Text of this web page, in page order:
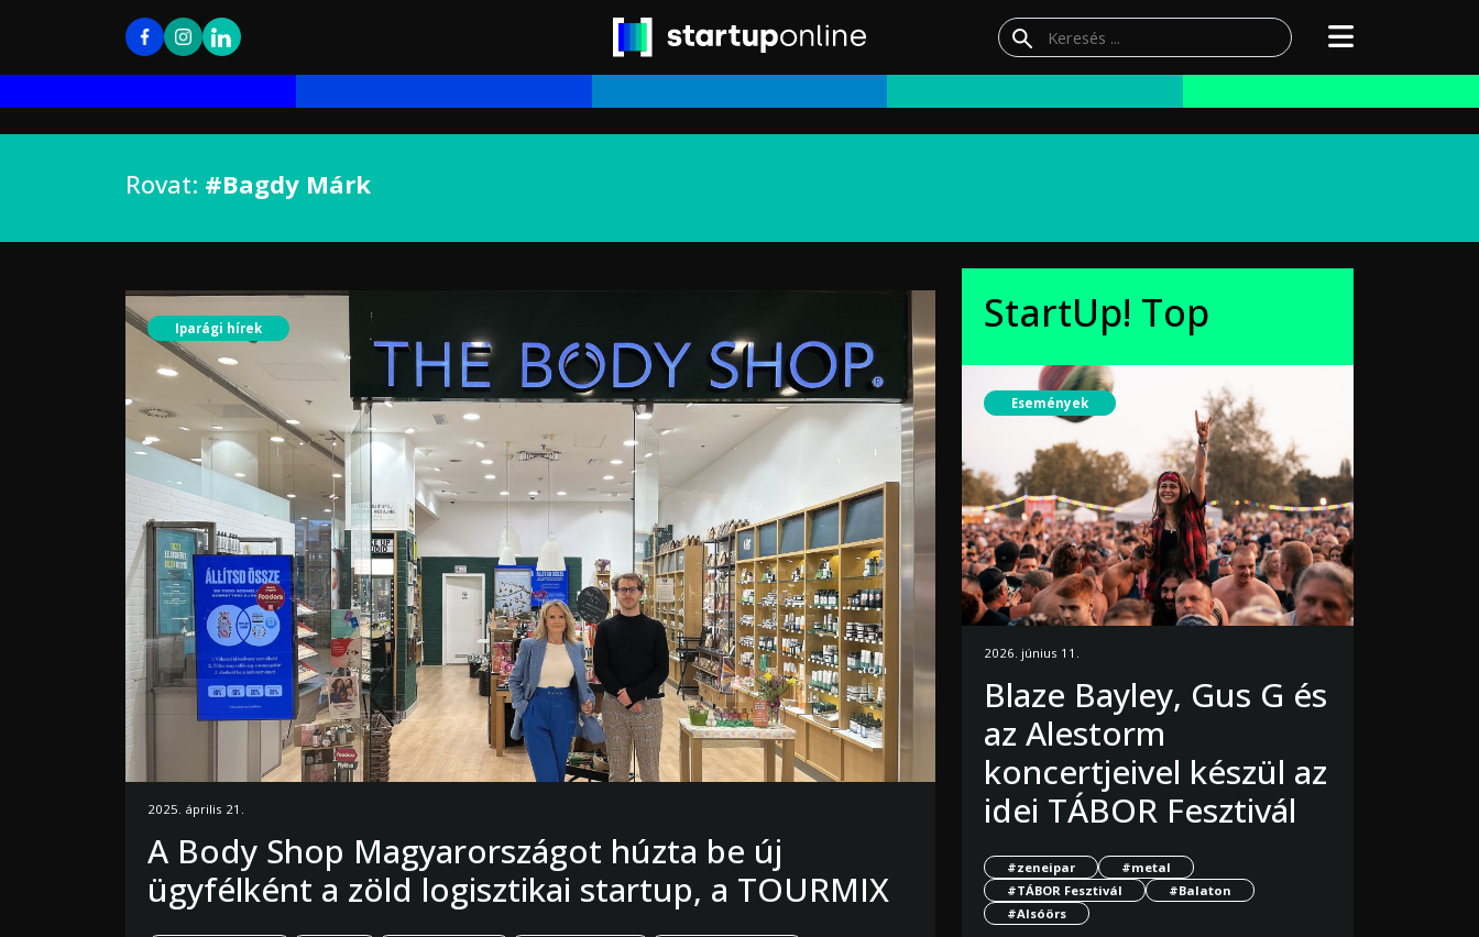
Rovat: #Bagdy Márk
Iparági hírek
2025. április 21.
A Body Shop Magyarországot húzta be új
ügyfélként a zöld logisztikai startup, a TOURMIX
StartUp! Top
Események
2026. június 11.
Blaze Bayley, Gus G és
az Alestorm
koncertjeivel készül az
idei TÁBOR Fesztivál
#zeneipar
#metal
#TÁBOR Fesztivál
#Balaton
#Alsóörs